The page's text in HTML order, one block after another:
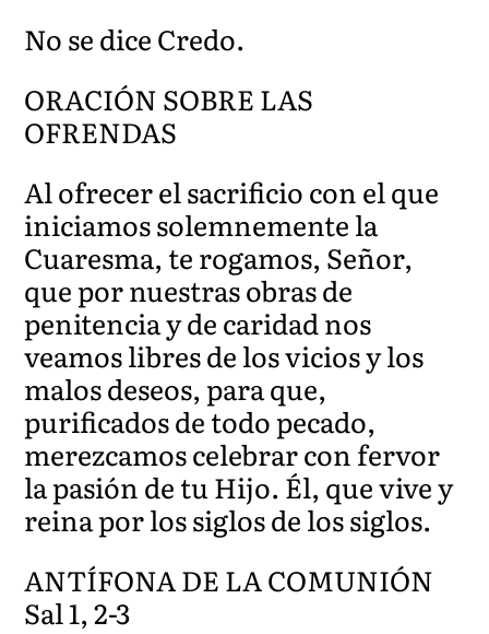
No se dice Credo.
ORACIÓN SOBRE LAS
OFRENDAS
Al ofrecer el sacrificio con el que
iniciamos solemnemente la
Cuaresma, te rogamos, Señor,
que por nuestras obras de
penitencia y de caridad nos
veamos libres de los vicios y los
malos deseos, para que,
purificados de todo pecado,
merezcamos celebrar con fervor
la pasión de tu Hijo. Él, que vive y
reina por los siglos de los siglos.
ANTÍFONA DE LA COMUNIÓN
Sal 1, 2-3